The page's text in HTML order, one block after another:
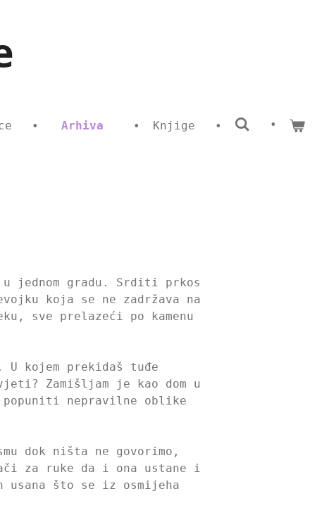
Arhiva Knjige
jednom gradu. Srditi prkos
koja se ne zadržava na
sve prelazeći po kamenu
kojem prekidaš tuđe
Zamišljam je kao dom u
nepravilne oblike
dok ništa ne govorimo,
za ruke da i ona ustane i
što se iz osmijeha